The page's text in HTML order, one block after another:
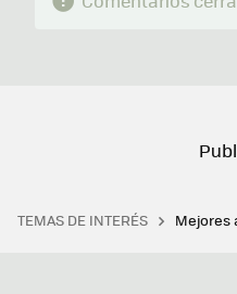
TEMAS DE INTERÉS Mejores